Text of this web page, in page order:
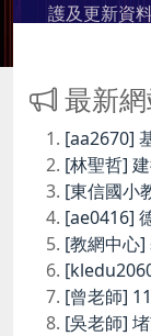
護及更新資料
最新
[aa2670]
[林聖哲]
[東信國小
[ae0416]
[教網中心]
[曾老師]
[吳老師]